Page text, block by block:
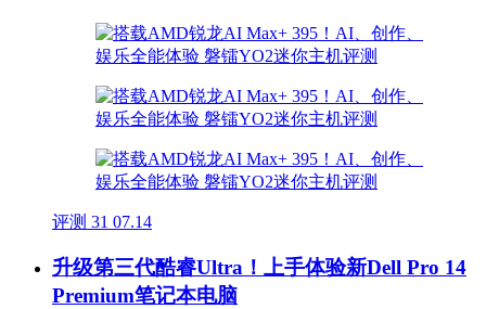
评测 31 07.14
升级第三代酷睿Ultra！上手体验新Dell Pro 14
Premium笔记本电脑